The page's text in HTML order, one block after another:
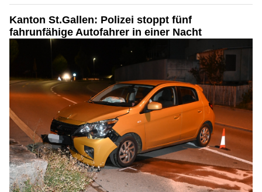
Kanton St.Gallen: Polizei stoppt fünf
fahrunfähige Autofahrer in einer Nacht